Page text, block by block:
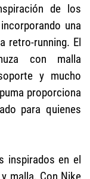
de los
una
retro-running. El
con malla
y mucho
proporciona
para quienes
inspirados en el